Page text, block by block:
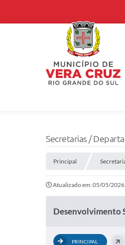
Secretarias /
Principal
Atualizado em: 05/05/2026
Desenvolvimento
PRINCIPAL